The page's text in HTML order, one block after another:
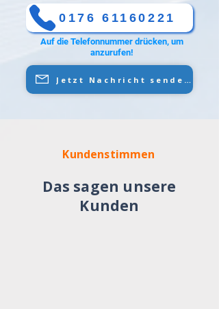
0176 61160221
Auf die Telefonnummer drücken, um
anzurufen!
Jetzt Nachricht senden
Das sagen unsere
Kunden
Kundenstimmen